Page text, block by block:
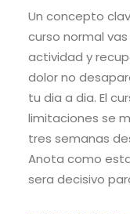
Un concepto
curso normal
actividad y
dolor no
tu dia a dia. El
limitaciones se
tres semanas
Anota como
sera decisivo